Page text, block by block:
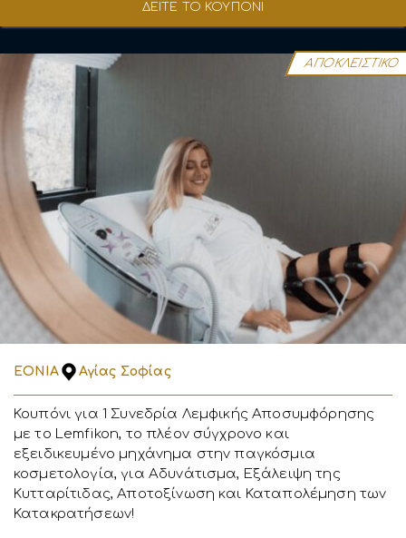
ΔΕΙΤΕ ΤΟ ΚΟΥΠΟΝΙ
ΑΠΟΚΛΕΙΣΤΙΚΟ
EONIA Αγίας Σοφίας
Κουπόνι για 1 Συνεδρία Λεμφικής Αποσυμφόρησης
με το Lemfikon, το πλέον σύγχρονο και
εξειδικευμένο μηχάνημα στην παγκόσμια
κοσμετολογία, για Αδυνάτισμα, Εξάλειψη της
Κυτταρίτιδας, Αποτοξίνωση και Καταπολέμηση των
Κατακρατήσεων!